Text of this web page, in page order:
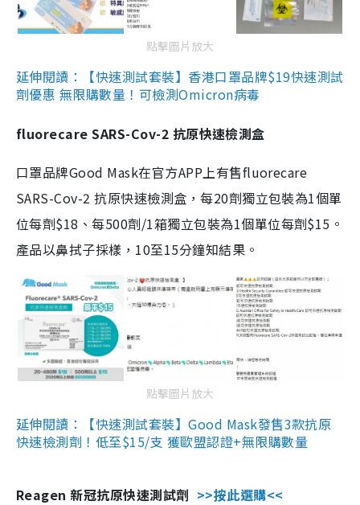
點擊圖片放大
延伸閱讀：【快速測試套裝】香港口罩品牌$19快速測試
劑優惠 無限購數量！可檢測Omicron病毒
fluorecare SARS-Cov-2 抗原快速檢測盒
口罩品牌Good Mask在官方APP上有售fluorecare
SARS-Cov-2 抗原快速檢測盒，每20劑獨立包裝為1個單
位每劑$18、每500劑/1箱獨立包裝為1個單位每劑$15。
產品以鼻拭子採樣，10至15分鐘知結果。
點擊圖片放大
延伸閱讀：【快速測試套裝】Good Mask發售3款抗原
快速檢測劑！低至$15/支 獲歐盟認證+無限購數量
Reagen 新冠抗原快速測試劑 >>按此選購<<